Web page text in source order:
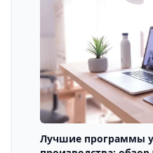
Лучшие программы